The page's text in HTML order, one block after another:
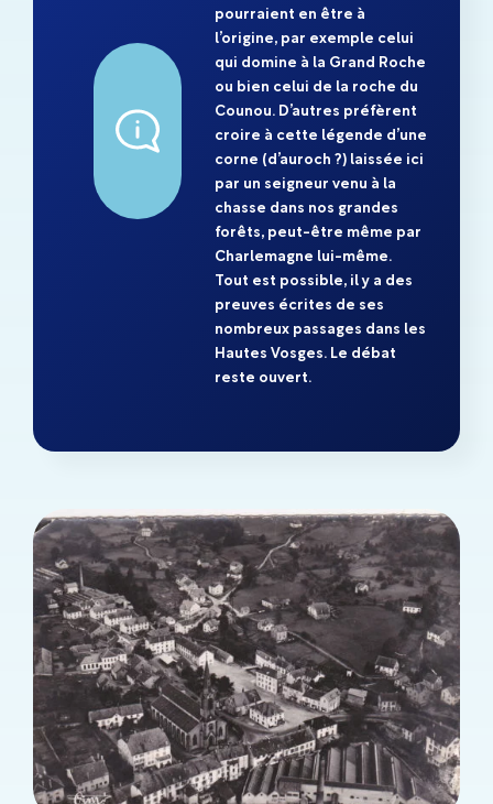
pourraient en être à
l’origine, par exemple celui
qui domine à la Grand Roche
ou bien celui de la roche du
Counou. D’autres préfèrent
croire à cette légende d’une
corne (d’auroch ?) laissée ici
par un seigneur venu à la
chasse dans nos grandes
forêts, peut-être même par
Charlemagne lui-même.
Tout est possible, il y a des
preuves écrites de ses
nombreux passages dans les
Hautes Vosges. Le débat
reste ouvert.